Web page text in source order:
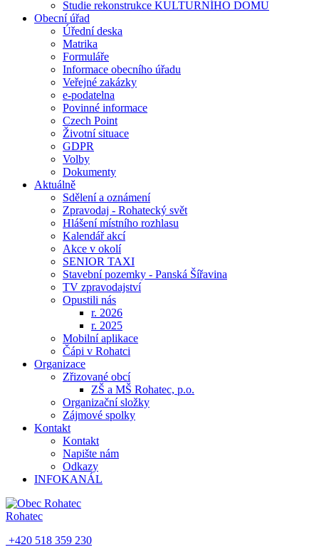
Studie rekonstrukce KULTURNÍHO DOMU
Obecní úřad
Úřední deska
Matrika
Formuláře
Informace obecního úřadu
Veřejné zakázky
e-podatelna
Povinné informace
Czech Point
Životní situace
GDPR
Volby
Dokumenty
Aktuálně
Sdělení a oznámení
Zpravodaj - Rohatecký svět
Hlášení místního rozhlasu
Kalendář akcí
Akce v okolí
SENIOR TAXI
Stavební pozemky - Panská Šířavina
TV zpravodajství
Opustili nás
r. 2026
r. 2025
Mobilní aplikace
Čápi v Rohatci
Organizace
Zřizované obcí
ZŠ a MŠ Rohatec, p.o.
Organizační složky
Zájmové spolky
Kontakt
Kontakt
Napište nám
Odkazy
INFOKANÁL
Rohatec
+420 518 359 230